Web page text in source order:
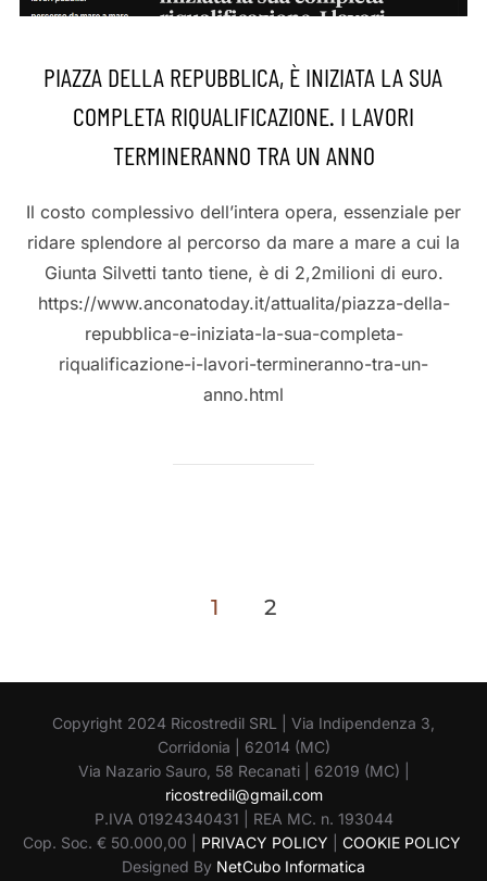
PIAZZA DELLA REPUBBLICA, È INIZIATA LA SUA
COMPLETA RIQUALIFICAZIONE. I LAVORI
TERMINERANNO TRA UN ANNO
Il costo complessivo dell’intera opera, essenziale per
ridare splendore al percorso da mare a mare a cui la
Giunta Silvetti tanto tiene, è di 2,2milioni di euro.
https://www.anconatoday.it/attualita/piazza-della-
repubblica-e-iniziata-la-sua-completa-
riqualificazione-i-lavori-termineranno-tra-un-
anno.html
1 2
Copyright 2024 Ricostredil SRL | Via Indipendenza 3,
Corridonia | 62014 (MC)
Via Nazario Sauro, 58 Recanati | 62019 (MC) |
ricostredil@gmail.com
P.IVA 01924340431 | REA MC. n. 193044
Cop. Soc. € 50.000,00 | PRIVACY POLICY
COOKIE POLICY
Designed By NetCubo Informatica